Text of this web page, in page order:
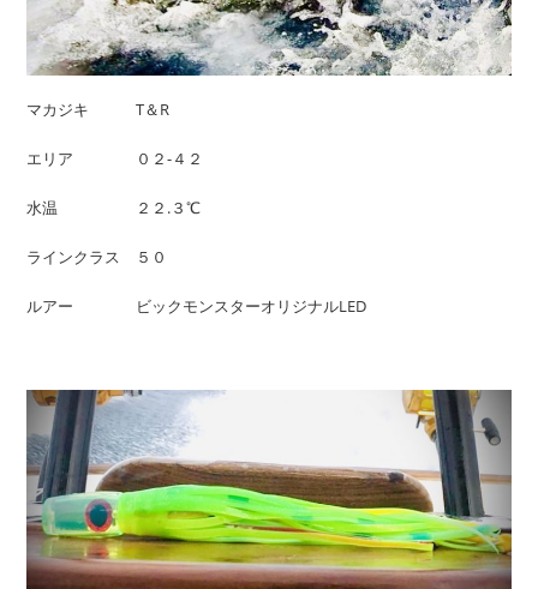
マカジキ T＆R
エリア ０２-４２
水温 ２２.３℃
ラインクラス ５０
ルアー ビックモンスターオリジナルLED